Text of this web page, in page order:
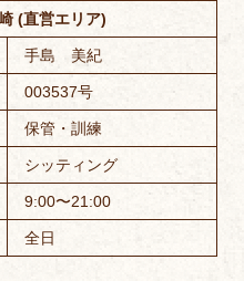
(直営エリア)
手島 美紀
003537号
保管・訓練
シッティング
9:00〜21:00
全日